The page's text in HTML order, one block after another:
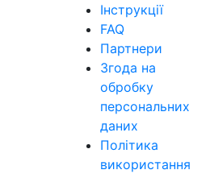
Інструкції
FAQ
Партнери
Згода на
обробку
персональних
даних
Політика
використання